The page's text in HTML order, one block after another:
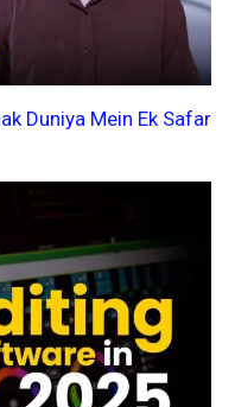
Duniya Mein Ek Safar